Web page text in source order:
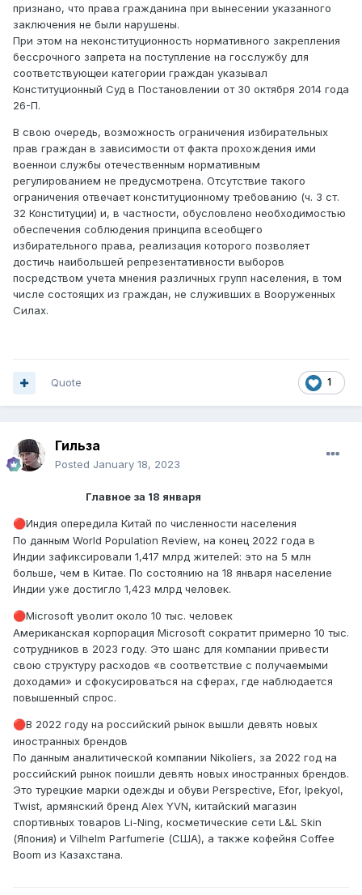
признано, что права гражданина при вынесении указанного
заключения не были нарушены.
При этом на неконституционность нормативного закрепления
бессрочного запрета на поступление на госслужбу для
соответствующеи‌ категории граждан указывал
Конституционный Суд в Постановлении от 30 октября 2014 года
26-П.
В свою очередь, возможность ограничения избирательных
прав граждан в зависимости от факта прохождения ими
военнои‌ службы отечественным нормативным
регулированием не предусмотрена. Отсутствие такого
ограничения отвечает конституционному требованию (ч. 3 ст.
32 Конституции) и, в частности, обусловлено необходимостью
обеспечения соблюдения принципа всеобщего
избирательного права, реализация которого позволяет
достичь наибольшей репрезентативности выборов
посредством учета мнения различных групп населения, в том
числе состоящих из граждан, не служивших в Вооруженных
Силах.
1
Quote
Гильза
Posted January 18, 2023
Главное за 18 января
🔴Индия опередила Китай по численности населения
По данным World Population Review, на конец 2022 года в
Индии зафиксировали 1,417 млрд жителей: это на 5 млн
больше, чем в Китае. По состоянию на 18 января население
Индии уже достигло 1,423 млрд человек.
🔴Microsoft уволит около 10 тыс. человек
Американская корпорация Microsoft сократит примерно 10 тыс.
сотрудников в 2023 году. Это шанс для компании привести
свою структуру расходов «в соответствие с получаемыми
доходами» и сфокусироваться на сферах, где наблюдается
повышенный спрос.
🔴В 2022 году на российский рынок вышли девять новых
иностранных брендов
По данным аналитической компании Nikoliers, за 2022 год на
российский рынок поишли девять новых иностранных брендов.
Это турецкие марки одежды и обуви Perspective, Efor, Ipekyol,
Twist, армянский бренд Alex YVN, китайский магазин
спортивных товаров Li-Ning, косметические сети L&L Skin
(Япония) и Vilhelm Parfumerie (США), а также кофейня Coffee
Boom из Казахстана.